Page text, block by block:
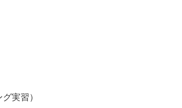
実習）